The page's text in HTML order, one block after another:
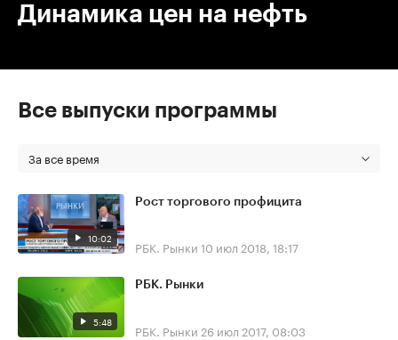
Динамика цен на нефть
Все выпуски программы
За все время
10:02
Рост торгового профицита
РБК. Рынки 10 июл 2018, 18:17
5:48
РБК. Рынки
РБК. Рынки 26 июл 2017, 08:03